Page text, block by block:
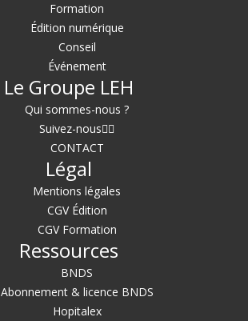
Formation
Édition numérique
Conseil
Événement
Le Groupe LEH
Qui sommes-nous ?
Suivez-nous
CONTACT
Légal
Mentions légales
CGV Édition
CGV Formation
Ressources
BNDS
Abonnement & licence BNDS
Hopitalex